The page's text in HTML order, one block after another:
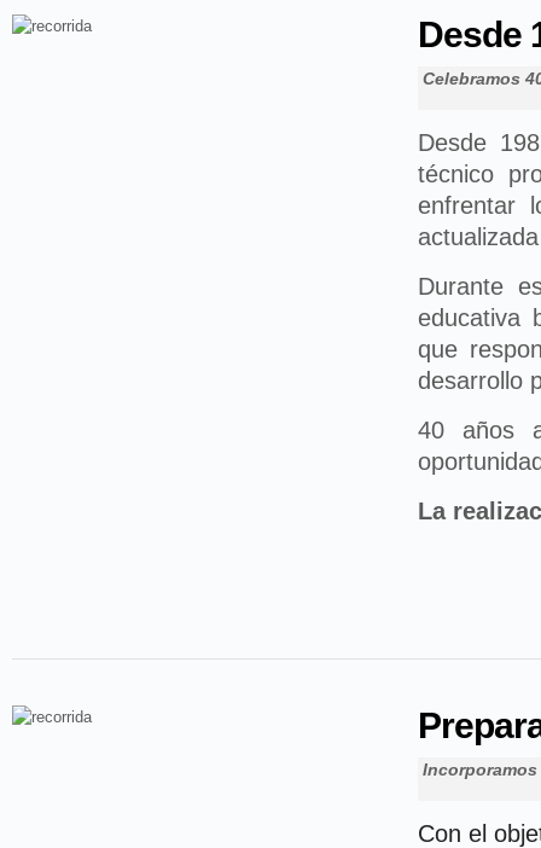
Desde
Celebramos
Desde
técnico
enfrentar
Durante
educativa
que
desarrollo
40 años
La
Con el